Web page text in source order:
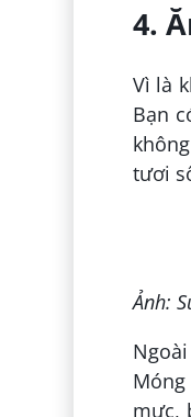
4.
Vì là
Bạn
tươi
Ảnh:
mực,